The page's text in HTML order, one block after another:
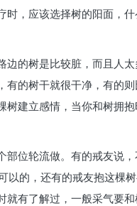
，应该选择树的阳面，
的树是比较脏，而且人
的树干就很干净，有的
建立感情，当你和树拥
位轮流做。有的戒友说
的，还有的戒友抱这棵
有了解过，一般采气要